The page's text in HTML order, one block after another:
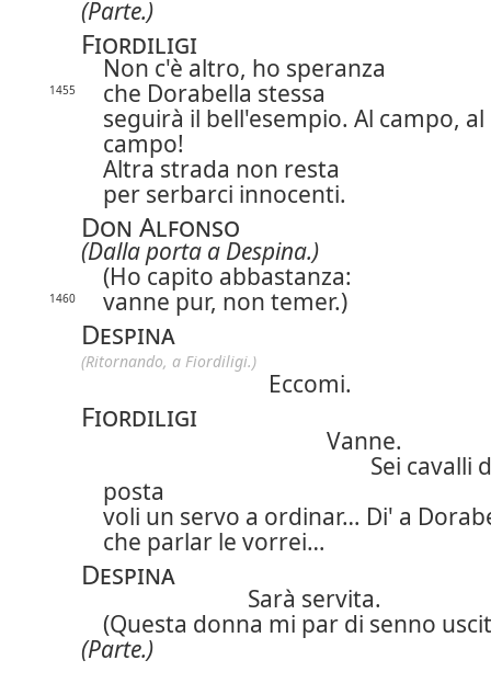
(Parte.)
Fiordiligi
Non c'è altro, ho speranza
1455
che Dorabella stessa
seguirà il bell'esempio. Al campo, al
campo!
Altra strada non resta
per serbarci innocenti.
Don Alfonso
(Dalla porta a Despina.)
(Ho capito abbastanza:
1460 vanne pur, non temer.)
Despina
(Ritornando, a Fiordiligi.)
Eccomi.
Fiordiligi
Vanne.
Sei cavalli
posta
voli un servo a ordinar… Di' a
che parlar le vorrei…
Despina
Sarà servita.
(Questa donna mi par di senno
(Parte.)